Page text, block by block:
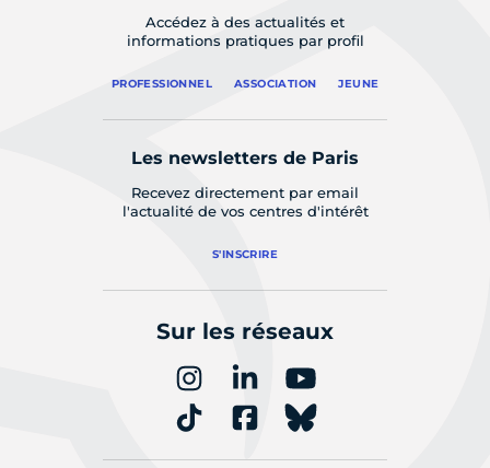
Accédez à des actualités et
informations pratiques par profil
PROFESSIONNEL ASSOCIATION JEUNE
Les newsletters de Paris
Recevez directement par email
l'actualité de vos centres d'intérêt
S'INSCRIRE
Sur les réseaux